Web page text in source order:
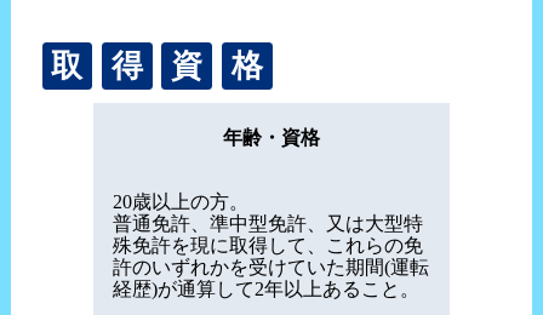
取 得 資 格
年齢・資格
20歳以上の方。
普通免許、準中型免許、又は大型特
殊免許を現に取得して、これらの免
許のいずれかを受けていた期間(運転
経歴)が通算して2年以上あること。